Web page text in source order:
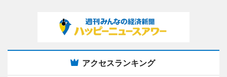
アクセスランキング